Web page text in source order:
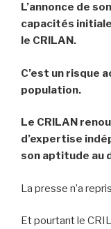
L’annonce de
capacités
le CRILAN.
C’est un risque
population.
Le CRILAN
d’expertise
son aptitude au
La presse n’a
Et pourtant le